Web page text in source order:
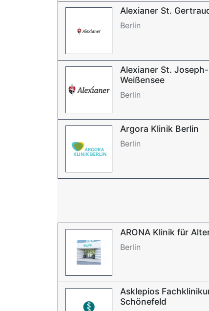
Alexianer St.
Berlin
Alexianer St.
Weißensee
Berlin
Argora Klinik Berlin
Berlin
ARONA Klinik für
Berlin
Asklepios
Schönefeld